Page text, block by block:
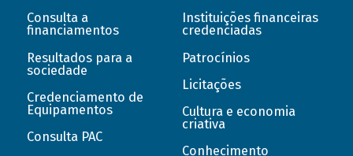
Consulta a
financiamentos
Resultados para a
sociedade
Credenciamento de
Equipamentos
Consulta PAC
Instituições financeiras
credenciadas
Patrocínios
Licitações
Cultura e economia
criativa
Conhecimento